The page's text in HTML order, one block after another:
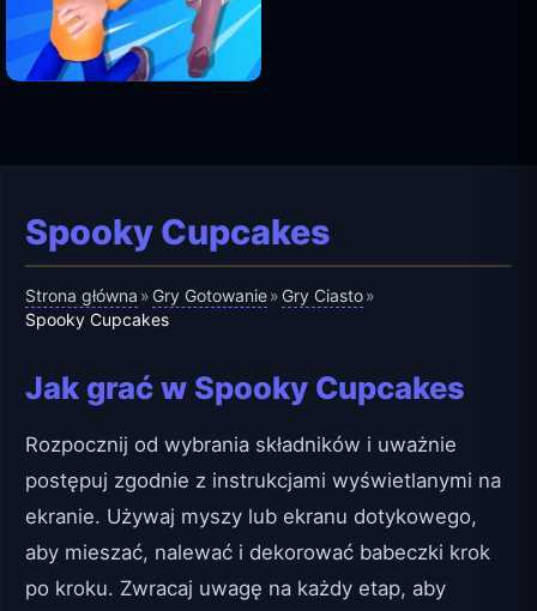
Spooky Cupcakes
Strona główna » Gry Gotowanie» Gry Ciasto»
Spooky Cupcakes
Jak grać w Spooky Cupcakes
Rozpocznij od wybrania składników i uważnie
postępuj zgodnie z instrukcjami wyświetlanymi na
ekranie. Używaj myszy lub ekranu dotykowego,
aby mieszać, nalewać i dekorować babeczki krok
po kroku. Zwracaj uwagę na każdy etap, aby